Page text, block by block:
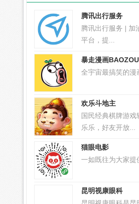
腾讯出行服务
腾讯出行服务 | 加
平台，提...
暴走漫画BAOZOU
全宇宙最搞笑的漫
欢乐斗地主
国民经典棋牌游
乐乐，好友开放...
猫眼电影
一如既往为大家提
昆明视康眼科